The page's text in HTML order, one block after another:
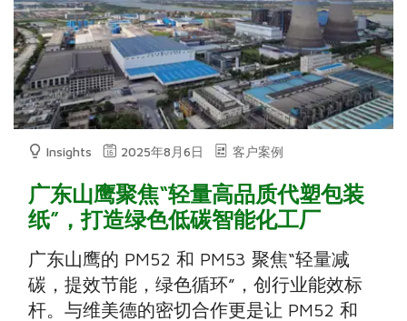
Insights 2025年8月6日 客户案例
广东山鹰聚焦“轻量高品质代塑包装
纸”，打造绿色低碳智能化工厂
广东山鹰的 PM52 和 PM53 聚焦“轻量减
碳，提效节能，绿色循环”，创行业能效标
杆。与维美德的密切合作更是让 PM52 和